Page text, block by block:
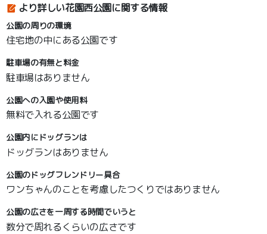
より詳しい花園西公園に関する情報
公園の周りの環境
住宅地の中にある公園です
駐車場の有無と料金
駐車場はありません
公園への入園や使用料
無料で入れる公園です
公園内にドッグランは
ドッグランはありません
公園のドッグフレンドリー具合
ワンちゃんのことを考慮したつくりではありません
公園の広さを一周する時間でいうと
数分で周れるくらいの広さです